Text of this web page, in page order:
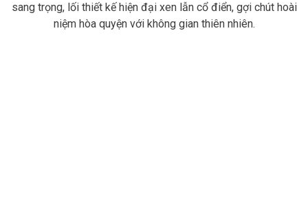
sang trọng, lối thiết kế hiện đại xen lẫn cổ điển, gợi chút hoài
niệm hòa quyện với không gian thiên nhiên.